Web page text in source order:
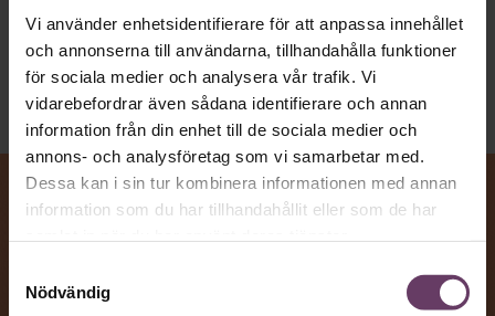
Vi använder enhetsidentifierare för att anpassa innehållet
och annonserna till användarna, tillhandahålla funktioner
för sociala medier och analysera vår trafik. Vi
vidarebefordrar även sådana identifierare och annan
information från din enhet till de sociala medier och
annons- och analysföretag som vi samarbetar med.
Dessa kan i sin tur kombinera informationen med annan
information som du har tillhandahållit eller som de har
Nödvändig
Publicerad2026-08-10